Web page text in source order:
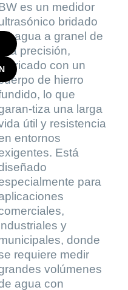
es un medidor
bridado
de agua a granel de
alta precisión,
con un
de hierro
lo que
tiza una larga
útil y resistencia
entornos
Está
para
y
donde
requiere medir
volúmenes
agua con